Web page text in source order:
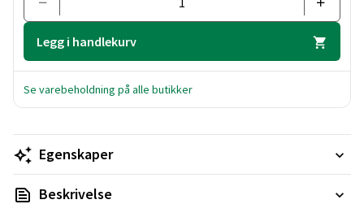
Legg i handlekurv
Se varebeholdning på alle butikker
Egenskaper
Beskrivelse